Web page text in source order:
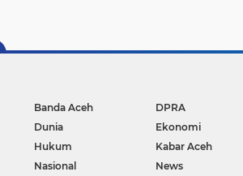
Banda Aceh
DPRA
Dunia
Ekonomi
Hukum
Kabar Aceh
Nasional News